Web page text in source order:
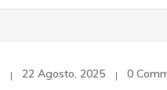
22 Agosto, 2025 0